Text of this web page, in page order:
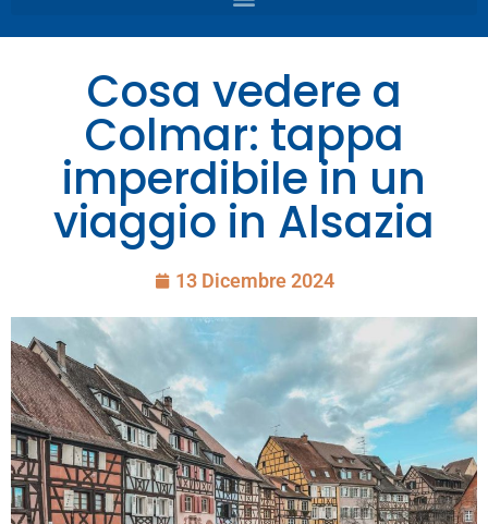
Cosa vedere a
Colmar: tappa
imperdibile in un
viaggio in Alsazia
13 Dicembre 2024